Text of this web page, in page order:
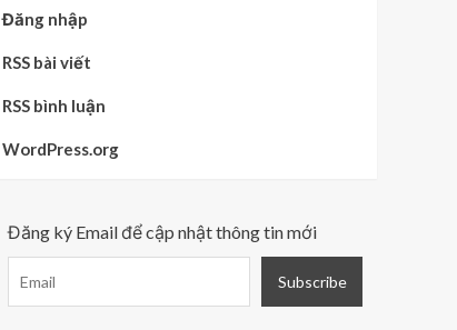
Đăng nhập
RSS bài viết
RSS bình luận
WordPress.org
Đăng ký Email để cập nhật thông tin mới